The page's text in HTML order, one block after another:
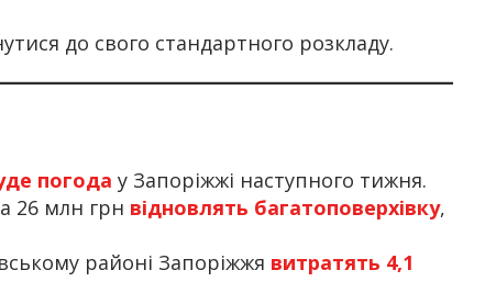
до свого стандартного розкладу.
погода у Запоріжжі наступного тижня.
26 млн грн відновлять багатоповерхівку,
районі Запоріжжя витратять 4,1